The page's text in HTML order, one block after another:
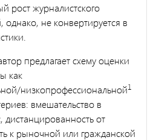
рост журналистского
не конвертируется в
предлагает схему оценки
как
низкопрофессиональной1
вмешательство в
дистанцированность от
к рыночной или гражданской